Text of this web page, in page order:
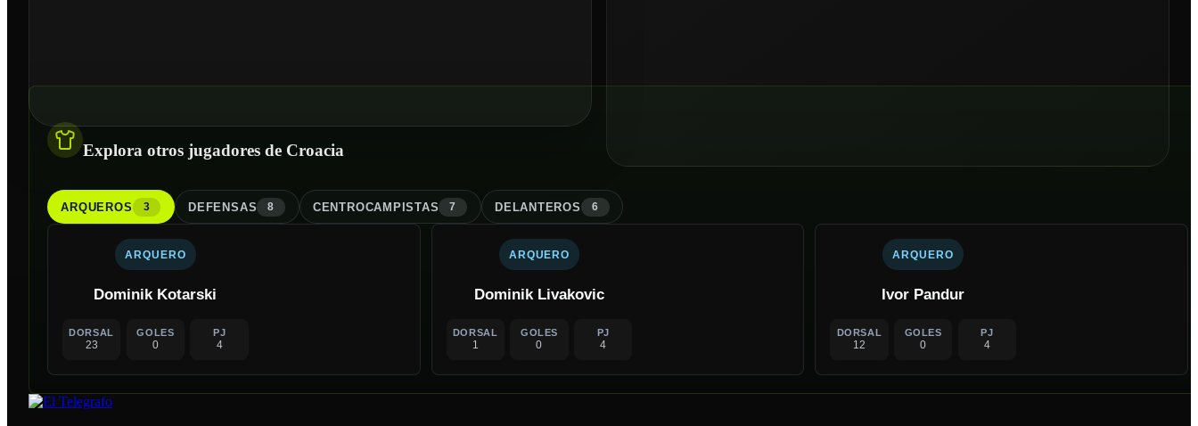
Explora otros jugadores de Croacia
ARQUEROS 3 DEFENSAS 8 CENTROCAMPISTAS 7 DELANTEROS 6
ARQUERO
Dominik Kotarski
DORSAL
23
GOLES
0
PJ
4
ARQUERO
Dominik Livakovic
DORSAL
1
GOLES
0
PJ
4
ARQUERO
Ivor Pandur
DORSAL
12
GOLES
0
PJ
4